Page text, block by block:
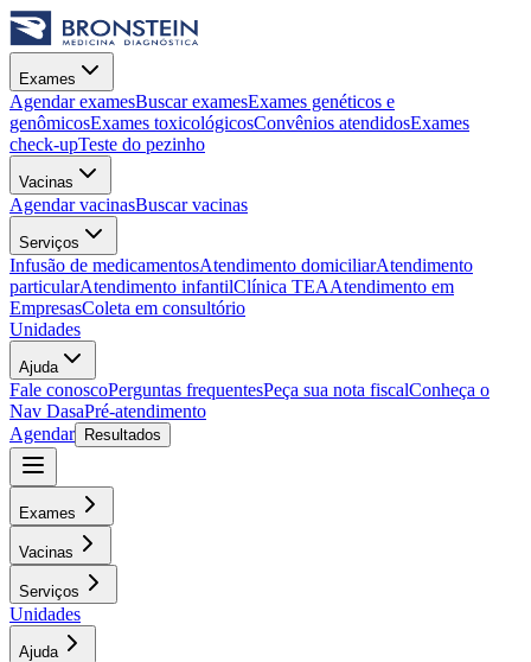
Exames
Agendar examesBuscar examesExames genéticos e
genômicosExames toxicológicosConvênios atendidosExames
check-upTeste do pezinho
Vacinas
Agendar vacinasBuscar vacinas
Serviços
Infusão de medicamentosAtendimento domiciliarAtendimento
particularAtendimento infantilClínica TEAAtendimento em
EmpresasColeta em consultório
Unidades
Ajuda
Fale conoscoPerguntas frequentesPeça sua nota fiscalConheça o
Nav DasaPré-atendimento
Agendar
Resultados
Exames
Vacinas
Serviços
Unidades
Ajuda